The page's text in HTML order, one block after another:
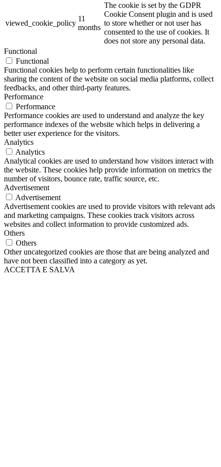
viewed_cookie_policy
11
months
The cookie is set by the GDPR
Cookie Consent plugin and is used
to store whether or not user has
consented to the use of cookies. It
does not store any personal data.
Functional
Functional
Functional cookies help to perform certain functionalities like
sharing the content of the website on social media platforms, collect
feedbacks, and other third-party features.
Performance
Performance
Performance cookies are used to understand and analyze the key
performance indexes of the website which helps in delivering a
better user experience for the visitors.
Analytics
Analytics
Analytical cookies are used to understand how visitors interact with
the website. These cookies help provide information on metrics the
number of visitors, bounce rate, traffic source, etc.
Advertisement
Advertisement
Advertisement cookies are used to provide visitors with relevant ads
and marketing campaigns. These cookies track visitors across
websites and collect information to provide customized ads.
Others
Others
Other uncategorized cookies are those that are being analyzed and
have not been classified into a category as yet.
ACCETTA E SALVA